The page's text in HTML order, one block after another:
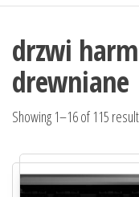
drzwi
drewniane
Showing 1–16 of 115